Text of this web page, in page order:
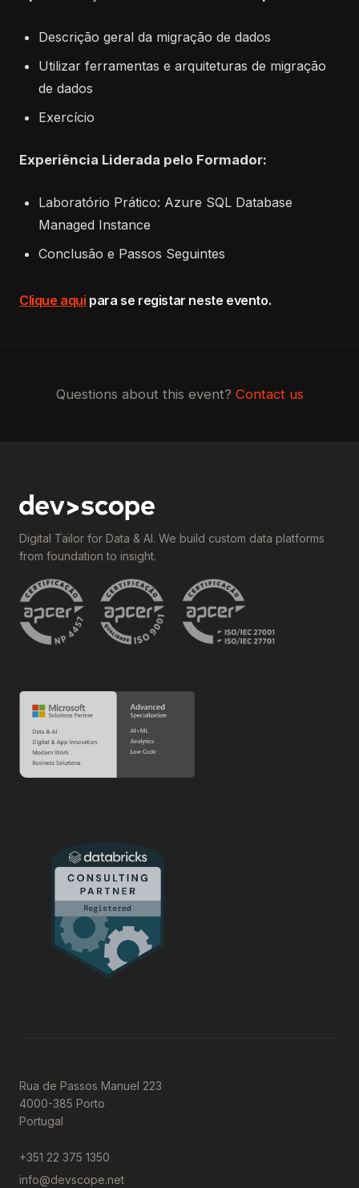
Descrição geral da migração de dados
Utilizar ferramentas e arquiteturas de migração
de dados
Exercício
Experiência Liderada pelo Formador:
Laboratório Prático: Azure SQL Database
Managed Instance
Conclusão e Passos Seguintes
Clique aqui para se registar neste evento.
Questions about this event? Contact us
Digital Tailor for Data & AI. We build custom data platforms
from foundation to insight.
Rua de Passos Manuel 223
4000-385 Porto
Portugal
+351 22 375 1350
info@devscope.net